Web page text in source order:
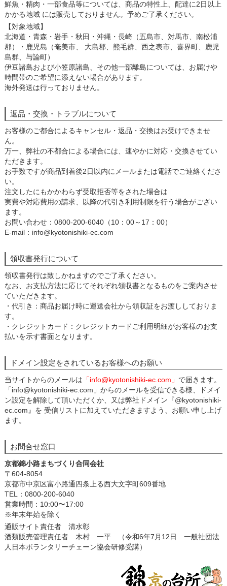
鮮魚・精肉・一部食品等については、商品の特性上、配達に2日以上
かかる地域 には販売しておりません。予めご了承ください。
【対象地域】
北海道・青森・岩手・秋田・沖縄・長崎（五島市、対馬市、南松浦
郡）・鹿児島（奄美市、 大島郡、熊毛群、西之表市、喜界町、鹿児
島群、与論町）
伊豆諸島および小笠原諸島、その他一部離島については、お届けや
時間帯のご希望に添えない場合があります。
海外発送は行っておりません。
返品・交換・トラブルについて
お客様のご都合によるキャンセル・返品・交換はお受けできませ
ん。
万一、弊社の不都合による場合には、速やかに対応・交換させてい
ただきます。
お手数ですが商品到着後2日以内にメールまたは電話でご連絡くださ
い。
注文したにもかかわらず受取拒否等をされた場合は
実費や対応費用の請求、以降の代引き利用制限を行う場合がござい
ます。
お問い合わせ：0800-200-6040（10：00～17：00）
E-mail：info@kyotonishiki-ec.com
領収書発行について
領収書発行は致しかねますのでご了承ください。
なお、お支払方法に応じてそれぞれ領収書となるものをご案内させ
ていただきます。
・代引き：商品お届け時に運送会社から領収証をお渡ししておりま
す。
・クレジットカード：クレジットカードご利用明細がお客様のお支
払いを示す書面となります。
ドメイン設定をされているお客様へのお願い
当サイトからのメールは 「info@kyotonishiki-ec.com」 で届きます。
「info@kyotonishiki-ec.com」からのメールを受信できる様、ドメイ
ン設定を解除して頂いただくか、又は弊社ドメイン『@kyotonishiki-
ec.com』を 受信リストに加えていただきますよう、お願い申し上げ
ます。
お問合せ窓口
京都錦小路まちづくり合同会社
〒604-8054
京都市中京区富小路通四条上る西大文字町609番地
TEL：0800-200-6040
営業時間：10:00〜17:00
※年末年始を除く
通販サイト責任者 清水彰
酒類販売管理責任者 木村 一平 （令和6年7月12日 一般社団法
人日本ボランタリーチェーン協会研修受講）